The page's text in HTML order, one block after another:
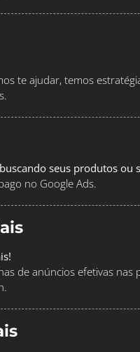
te ajudar, temos
seus produtos ou
no Google Ads.
de anúncios efetivas nas